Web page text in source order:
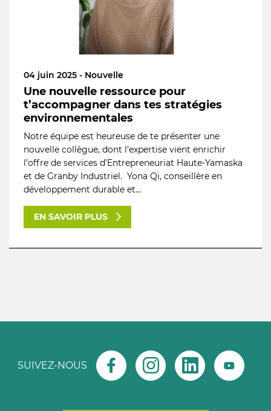
04 juin 2025 - Nouvelle
Une nouvelle ressource pour
t’accompagner dans tes stratégies
environnementales
Notre équipe est heureuse de te présenter une
nouvelle collègue, dont l’expertise vient enrichir
l’offre de services d’Entrepreneuriat Haute-Yamaska
et de Granby Industriel. Yona Qi, conseillère en
développement durable et...
EN SAVOIR PLUS
SUIVEZ-NOUS